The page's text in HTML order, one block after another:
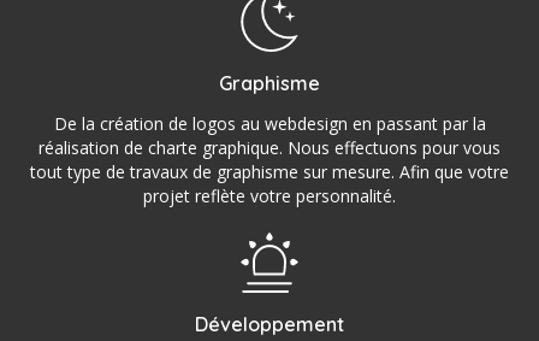
Graphisme
De la création de logos au webdesign en passant par la
réalisation de charte graphique. Nous effectuons pour vous
tout type de travaux de graphisme sur mesure. Afin que votre
projet reflète votre personnalité.
Développement